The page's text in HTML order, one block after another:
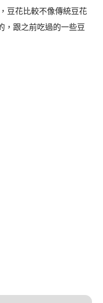
，豆花比較不像傳統豆花
，跟之前吃過的一些豆